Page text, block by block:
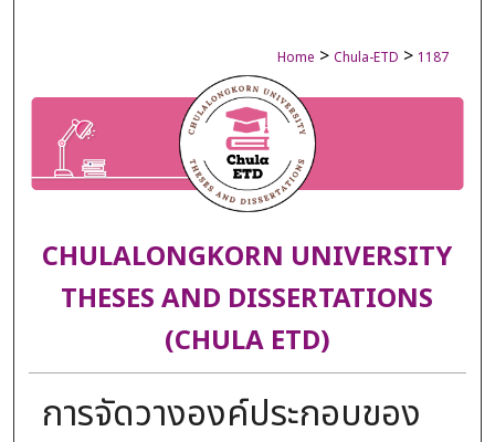
Home > Chula-ETD > 1187
CHULALONGKORN UNIVERSITY
THESES AND DISSERTATIONS
(CHULA ETD)
การจัดวางองค์ประกอบของ